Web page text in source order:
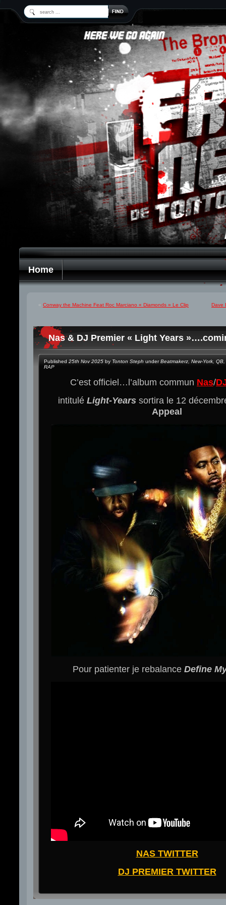
Home
« Conway the Machine Feat Roc Marciano « Diamonds » Le Clip Dave
Nas & DJ Premier « Light Years
Published 25th Nov 2025 by Tonton Steph underBeatmakerz New-York QB
RAP
C’est officiel…l’album commun Nas/
intitulé Light-Years sortira le 12
Appeal
Pour patienter je rebalance Define
NAS TWITTER
DJ PREMIER TWITTER